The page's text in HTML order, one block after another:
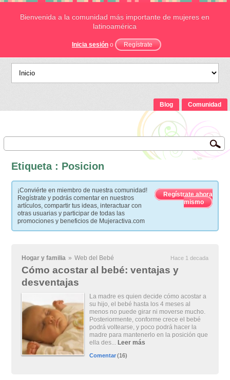
Bienvenida a la comunidad más importante de mujeres en
latinoamérica
Inicia sesión o Regístrate
Blog Comunidad
Etiqueta : Posicion
¡Conviérte en miembro de nuestra comunidad!
Regístrate y podrás comentar en nuestros
artículos, compartir tus ideas, interactuar con
otras usuarias y participar de todas las
promociones y beneficios de Mujeractiva.com
Regístrate ahora
mismo
Hogar y familia » Web del Bebé Hace 1 decada
Cómo acostar al bebé: ventajas y
desventajas
La madre es quien decide cómo acostar a
su hijo, el bebé hasta los 4 meses al
menos no puede girar ni moverse mucho.
Posteriormente, conforme crece el bebé
podrá voltearse, y poco podrá hacer la
madre para mantenerlo en la posición que
ella des... Leer más
Comentar(16)